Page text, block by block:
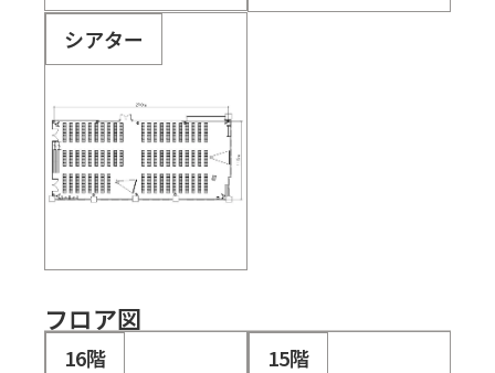
シアター
フロア図
16階 15階